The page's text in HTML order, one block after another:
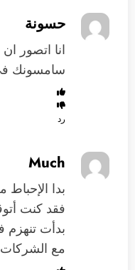
حسونة
انا اتصور
سامسونك في
رد
Much
بدا الإحباط
فقد كنت
بدأت تنهزم
مع الشركات